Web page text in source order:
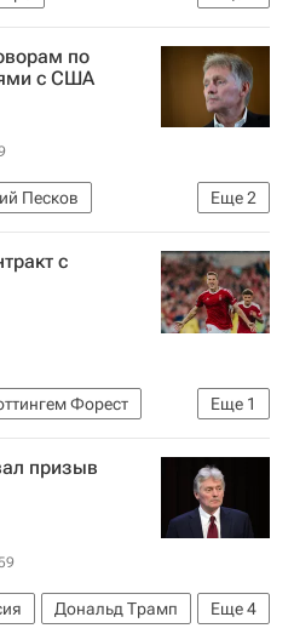
по
с США
Еще2
Песков
с
Еще 1
Форест
по футболу)
призыв
Еще4
Дональд Трамп